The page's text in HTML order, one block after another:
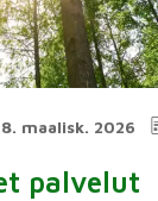
maalisk. 2026
palvelut